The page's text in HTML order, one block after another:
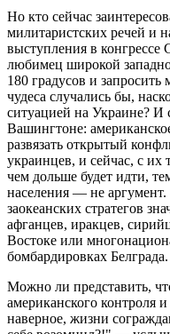
Но кто сейчас
милитаристских речей и
выступления в
любимец широкой
180 градусов и
чудеса случались бы,
ситуацией на Украине? И
Вашингтоне:
развязать открытый
украинцев, и сейчас, с их
чем дольше будет идти,
населения — не
заокеанских стратегов
афганцев, иракцев,
Востоке или
бомбардировках Белграда.
Можно ли представить,
американского контроля
наверное, жизни